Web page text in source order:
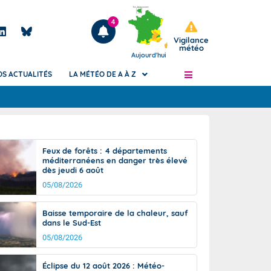
Articles
4
Aujourd'hui
Vigilance
météo
de
Phénomènes dangereux de J+2 à J+7
Avertissement pluies intenses à l'échelle
des communes (Apic)
Bulletins Marine
Bulletins d'estimation du risque
d'avalanche
Météo des forêts
Vigicrues
ACTUALITÉS LA MÉTÉO DE A À Z
Feux de forêts : 4 départements
méditerranéens en danger très élevé
dès jeudi 6 août
05/08/2026
Baisse temporaire de la chaleur, sauf
dans le Sud-Est
05/08/2026
Éclipse du 12 août 2026 : Météo-